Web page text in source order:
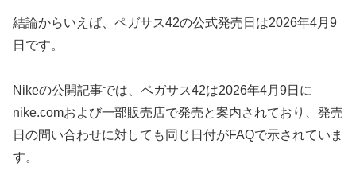
結論からいえば、ペガサス42の公式発売日は2026年4月9
日です。
Nikeの公開記事では、ペガサス42は2026年4月9日に
nike.comおよび一部販売店で発売と案内されており、発売
日の問い合わせに対しても同じ日付がFAQで示されていま
す。